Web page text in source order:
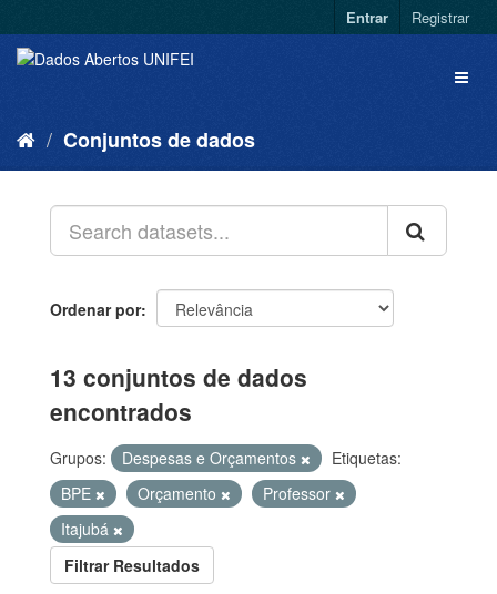
Entrar Registrar
Conjuntos de dados
Ordenar por
13 conjuntos de dados
encontrados
Grupos: Despesas e Orçamentos
Etiquetas:
BPE
Orçamento
Professor
Itajubá
Filtrar Resultados